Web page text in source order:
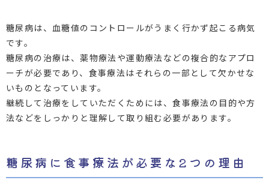
糖尿病は、血糖値のコントロールがうまく行かず起こる病気
です。
糖尿病の治療は、薬物療法や運動療法などの複合的なアプロ
ーチが必要であり、食事療法はそれらの一部として欠かせな
いものとなっています。
継続して治療をしていただくためには、食事療法の目的や方
法などをしっかりと理解して取り組む必要があります。
糖尿病に食事療法が必要な2つの理由